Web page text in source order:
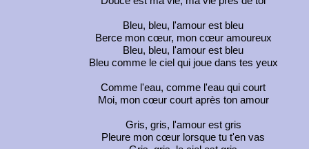
Bleu, bleu, l'amour est bleu
Berce mon cœur, mon cœur amoureux
Bleu, bleu, l'amour est bleu
Bleu comme le ciel qui joue dans tes yeux
Comme l'eau, comme l'eau qui court
Moi, mon cœur court après ton amour
Gris, gris, l'amour est gris
Pleure mon cœur lorsque tu t'en vas